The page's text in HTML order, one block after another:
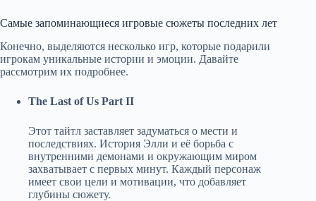
Самые запоминающиеся игровые сюжеты последних лет
Конечно, выделяются несколько игр, которые подарили
игрокам уникальные истории и эмоции. Давайте
рассмотрим их подробнее.
The Last of Us Part II
Этот тайтл заставляет задуматься о мести и
последствиях. История Элли и её борьба с
внутренними демонами и окружающим миром
захватывает с первых минут. Каждый персонаж
имеет свои цели и мотивации, что добавляет
глубины сюжету.